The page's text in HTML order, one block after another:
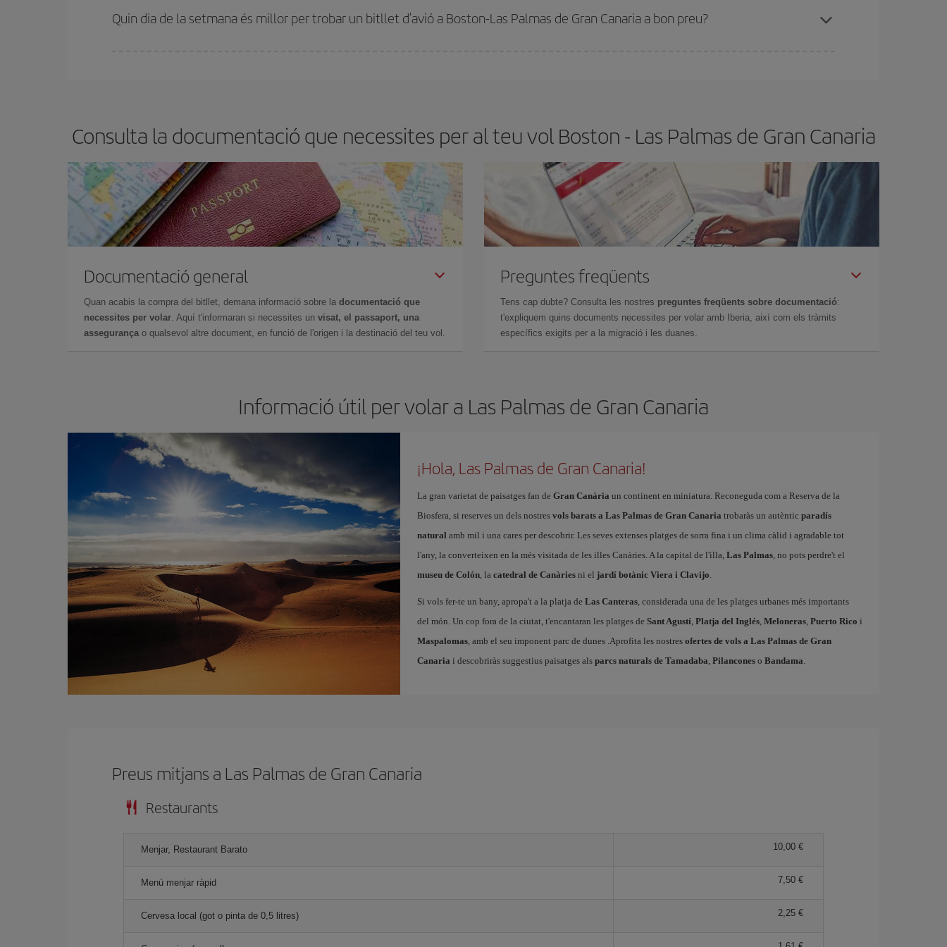
Quin dia de la setmana és millor per trobar un bitllet d'avió a Boston-Las Palmas de Gran Canaria a bon preu?
Consulta la documentació que necessites per al teu vol Boston - Las Palmas de Gran Canaria
Documentació general
Quan acabis la compra del bitllet, demana informació sobre la documentació que
necessites per volar. Aquí t'informaran si necessites un visat, el passaport, una
assegurança o qualsevol altre document, en funció de l'origen i la destinació del teu vol.
Preguntes freqüents
Tens cap dubte? Consulta les nostres preguntes freqüents sobre documentació:
t'expliquem quins documents necessites per volar amb Iberia, així com els tràmits
específics exigits per a la migració i les duanes.
Informació útil per volar a Las Palmas de Gran Canaria
¡Hola, Las Palmas de Gran Canaria!
La gran varietat de paisatges fan de Gran Canària un continent en miniatura. Reconeguda com a Reserva de la
Biosfera, si reserves un dels nostres vols barats a Las Palmas de Gran Canaria trobaràs un autèntic paradís
natural amb mil i una cares per descobrir. Les seves extenses platges de sorra fina i un clima càlid i agradable tot
l'any, la converteixen en la més visitada de les illes Canàries. A la capital de l'illa, Las Palmas, no pots perdre't el
museu de Colón, la catedral de Canàriesni el jardí botànic Viera i Clavijo.
Si vols fer-te un bany, apropa't a la platja de Las Canteras, considerada una de les platges urbanes més importants
del món. Un cop fora de la ciutat, t'encantaran les platges de Sant Agustí, Platja del Inglés, Meloneras, Puerto Rico i
Maspalomas, amb el seu imponent parc de dunes .Aprofita les nostres ofertes de vols a Las Palmas de Gran
Canaria i descobriràs suggestius paisatges als parcs naturals de Tamadaba, Pilanconeso Bandama.
Preus mitjans a Las Palmas de Gran Canaria
Restaurants
Menjar, Restaurant Barato 10,00
Menú menjar ràpid 7,50
Cervesa local (got o pinta de 0,5 litres) 2,25